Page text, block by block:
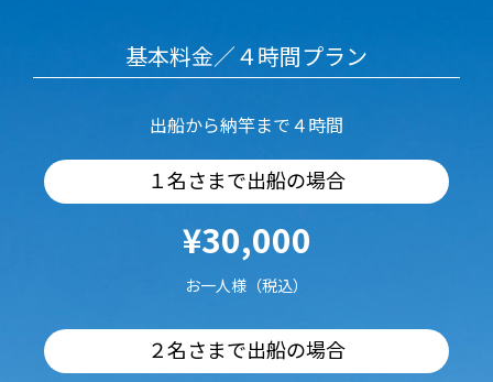
基本料金／４時間プラン
出船から納竿まで４時間
１名さまで出船の場合
¥30,000
お一人様（税込）
２名さまで出船の場合